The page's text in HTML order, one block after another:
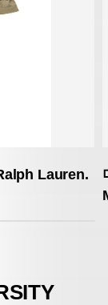
Lauren.